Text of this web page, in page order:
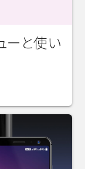
ーと使い